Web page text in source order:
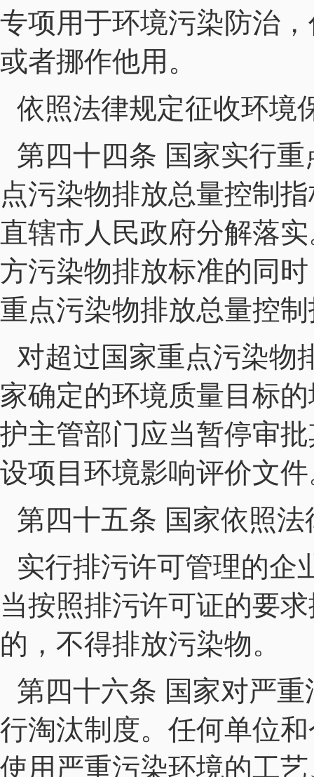
专项用于环境污染防治
或者挪作他用。
依照法律规定征收环境
第四十四条 国家实行
点污染物排放总量控制
直辖市人民政府分解落
方污染物排放标准的同
重点污染物排放总量控
对超过国家重点污染物
家确定的环境质量目标
护主管部门应当暂停审
设项目环境影响评价文
第四十五条 国家依照
实行排污许可管理的企
当按照排污许可证的要
的，不得排放污染物。
第四十六条 国家对严
行淘汰制度。任何单位
使用严重污染环境的工